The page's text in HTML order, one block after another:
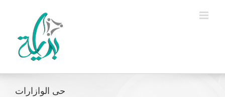
حى الوازارات